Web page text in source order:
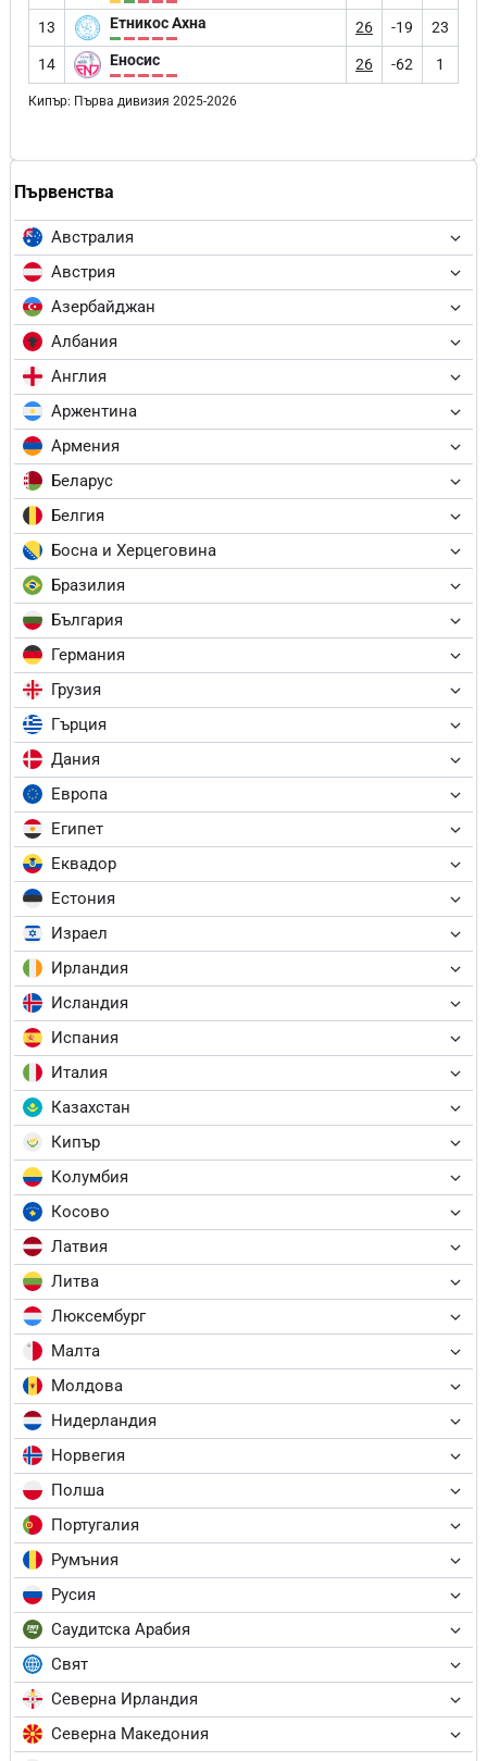
Първенства
Австралия
Австрия
Азербайджан
Албания
Англия
Аржентина
Армения
Беларус
Белгия
Босна и Херцеговина
Бразилия
България
Германия
Грузия
Гърция
Дания
Европа
Египет
Еквадор
Естония
Израел
Ирландия
Исландия
Испания
Италия
Казахстан
Кипър
Колумбия
Косово
Латвия
Литва
Люксембург
Малта
Молдова
Нидерландия
Норвегия
Полша
Португалия
Румъния
Русия
Саудитска Арабия
Свят
Северна Ирландия
Северна Македония
13 Етникос Ахна 26 -19 23
14 Еносис 26 -62 1
Кипър: Първа дивизия 2025-2026